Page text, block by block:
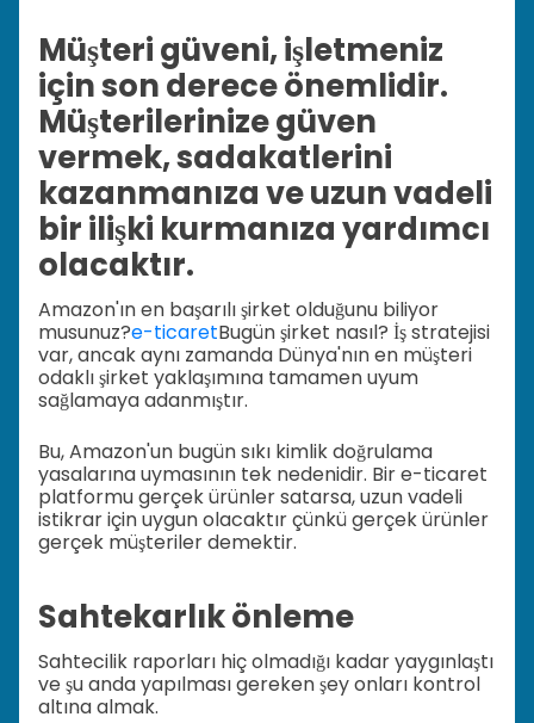
Müşteri güveni, işletmeniz
için son derece önemlidir.
Müşterilerinize güven
vermek, sadakatlerini
kazanmanıza ve uzun vadeli
bir ilişki kurmanıza yardımcı
olacaktır.
Amazon'ın en başarılı şirket olduğunu biliyor
musunuz?e-ticaretBugün şirket nasıl? İş stratejisi
var, ancak aynı zamanda Dünya'nın en müşteri
odaklı şirket yaklaşımına tamamen uyum
sağlamaya adanmıştır.
Bu, Amazon'un bugün sıkı kimlik doğrulama
yasalarına uymasının tek nedenidir. Bir e-ticaret
platformu gerçek ürünler satarsa, uzun vadeli
istikrar için uygun olacaktır çünkü gerçek ürünler
gerçek müşteriler demektir.
Sahtekarlık önleme
Sahtecilik raporları hiç olmadığı kadar yaygınlaştı
ve şu anda yapılması gereken şey onları kontrol
altına almak.